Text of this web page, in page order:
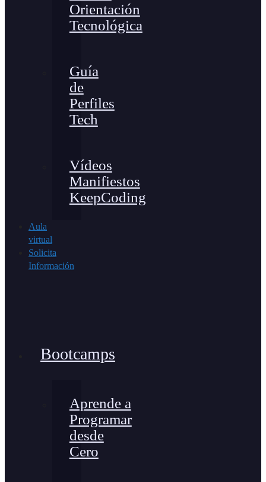
Orientación
Tecnológica
Guía
de
Perfiles
Tech
Vídeos
Manifiestos
KeepCoding
Aula
virtual
Solicita
Información
Bootcamps
Aprende a
Programar
desde
Cero